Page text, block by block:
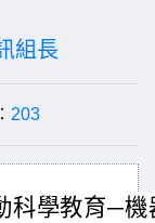
組長
203
科學教育─